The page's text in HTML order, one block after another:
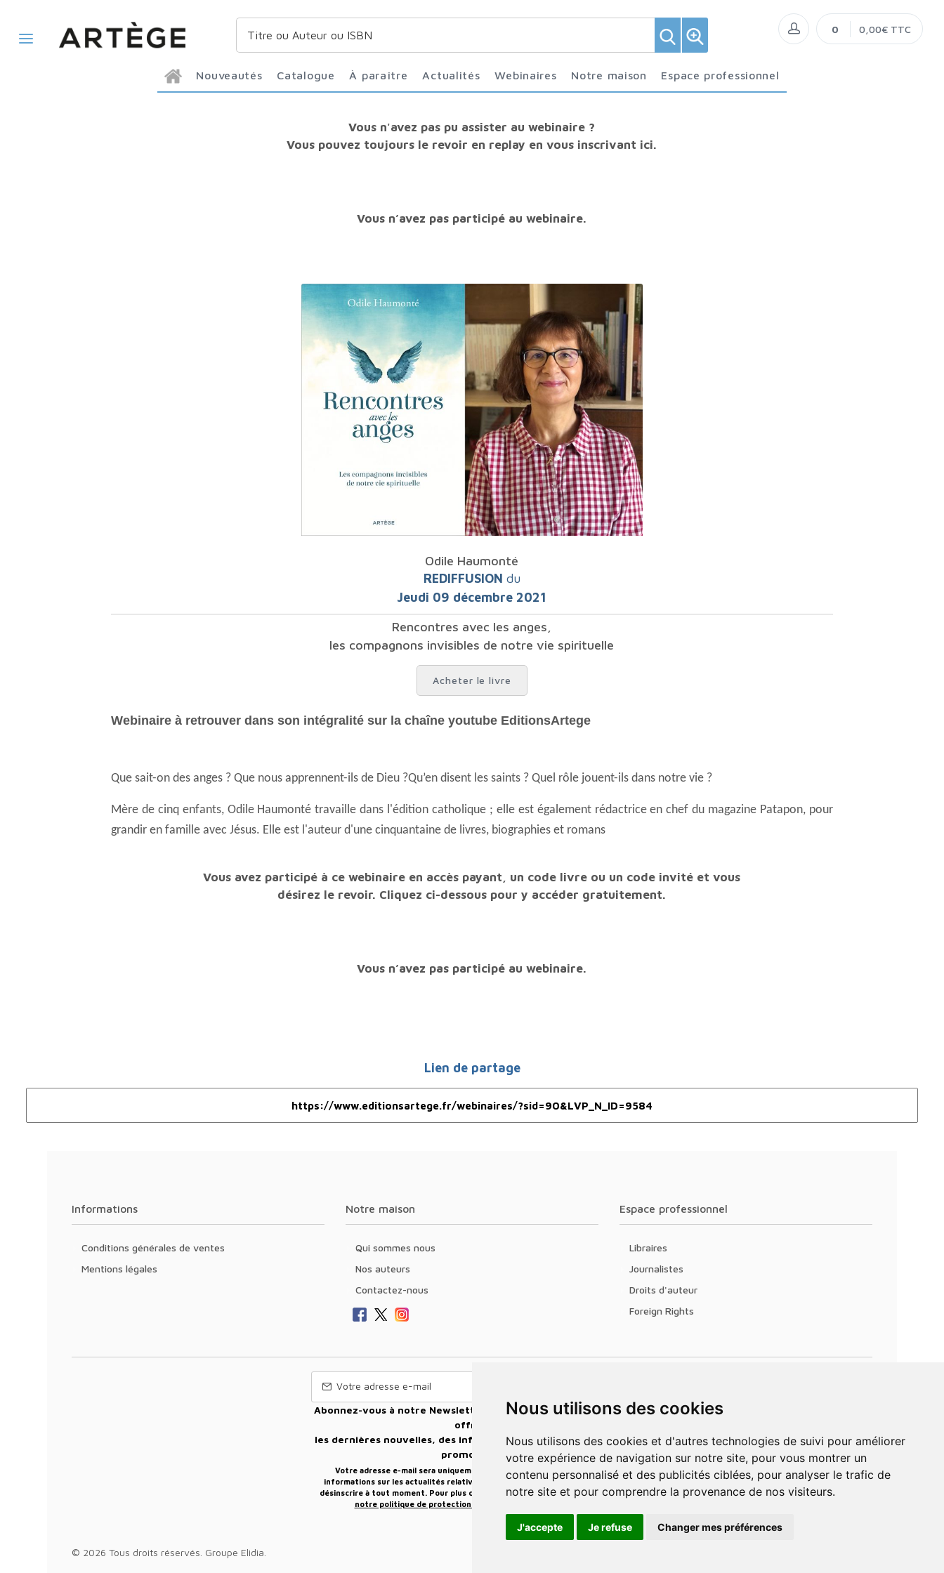
Nous utilisons des cookies
Nous utilisons des cookies et d'autres technologies de suivi pour améliorer
votre expérience de navigation sur notre site, pour vous montrer un
contenu personnalisé et des publicités ciblées, pour analyser le trafic de
notre site et pour comprendre la provenance de nos visiteurs.
J'accepte Je refuse Changer mes préférences
Nouveautés Catalogue À paraître Actualités Webinaires Notre maison Espace professionnel
0 0,00€ TTC
Vous n'avez pas pu assister au webinaire ?
Vous pouvez toujours le revoir en replay en vous inscrivant ici.
Vous n’avez pas participé au webinaire.
Odile Haumonté
REDIFFUSION du
Jeudi 09 décembre 2021
Rencontres avec les anges,
les compagnons invisibles de notre vie spirituelle
Acheter le livre
Webinaire à retrouver dans son intégralité sur la chaîne youtube EditionsArtege
Que sait-on des anges ? Que nous apprennent-ils de Dieu ?Qu’en disent les saints ? Quel rôle jouent-ils dans notre vie ?
Mère de cinq enfants, Odile Haumonté travaille dans l'édition catholique ; elle est également rédactrice en chef du magazine Patapon, pour
grandir en famille avec Jésus. Elle est l'auteur d'une cinquantaine de livres, biographies et romans
Vous avez participé à ce webinaire en accès payant, un code livre ou un code invité et vous
désirez le revoir. Cliquez ci-dessous pour y accéder gratuitement.
Vous n’avez pas participé au webinaire.
Lien de partage
Informations
Conditions générales de ventes
Mentions légales
Notre maison
Qui sommes nous
Nos auteurs
Contactez-nous
Espace professionnel
Libraires
Journalistes
Droits d'auteur
Foreign Rights
Abonnez-vous à notre Newsletter pour recevoir nos nouvelles
offres,
les dernières nouvelles, des informations sur les ventes et les
promotions.
Votre adresse e-mail sera uniquement utilisée pour vous envoyer des
informations sur les actualités relatives au groupe Elidia. Vous pouvez vous
désinscrire à tout moment. Pour plus d’informations, cliquez ici Retrouvez ici
notre politique de protection de vos données personnelles
© 2026 Tous droits réservés. Groupe Elidia